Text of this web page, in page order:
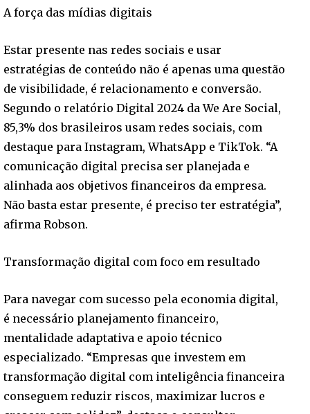
A força das mídias digitais
Estar presente nas redes sociais e usar
estratégias de conteúdo não é apenas uma questão
de visibilidade, é relacionamento e conversão.
Segundo o relatório Digital 2024 da We Are Social,
85,3% dos brasileiros usam redes sociais, com
destaque para Instagram, WhatsApp e TikTok. “A
comunicação digital precisa ser planejada e
alinhada aos objetivos financeiros da empresa.
Não basta estar presente, é preciso ter estratégia”,
afirma Robson.
Transformação digital com foco em resultado
Para navegar com sucesso pela economia digital,
é necessário planejamento financeiro,
mentalidade adaptativa e apoio técnico
especializado. “Empresas que investem em
transformação digital com inteligência financeira
conseguem reduzir riscos, maximizar lucros e